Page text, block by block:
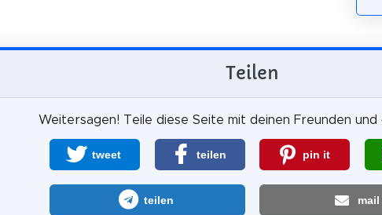
Teilen
Weitersagen! Teile diese Seite mit deinen Freunden und
tweet teilen pin it
teilen mail